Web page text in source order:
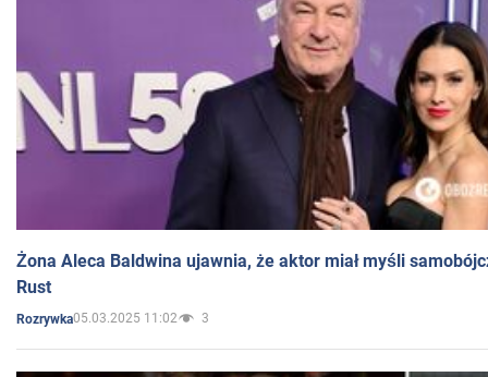
Żona Aleca Baldwina ujawnia, że aktor miał myśli
Rust
Rozrywka05.03.2025 11:02 3